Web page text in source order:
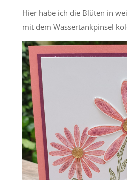
Hier habe ich die Blüten in
mit dem Wassertankpinsel